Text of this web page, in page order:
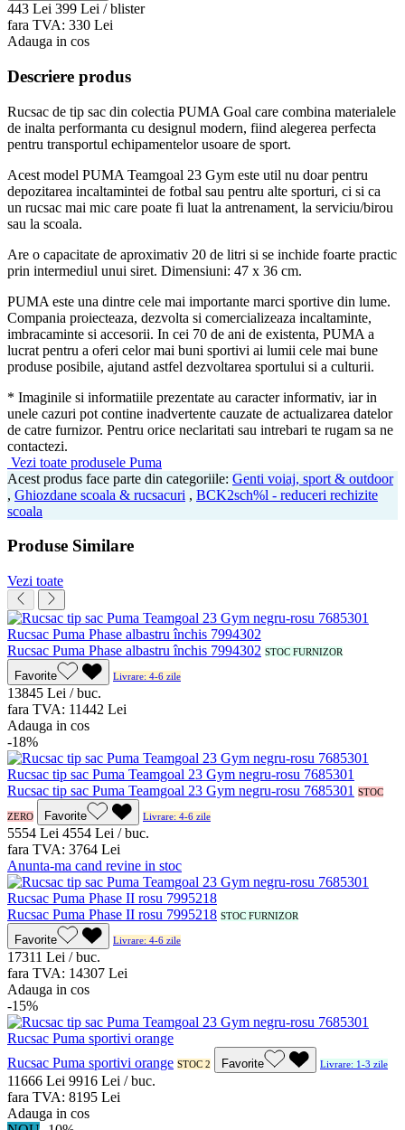
443 Lei 399 Lei / blister
fara TVA: 330 Lei
Adauga in cos
Descriere produs
Rucsac de tip sac din colectia PUMA Goal care combina materialele
de inalta performanta cu designul modern, fiind alegerea perfecta
pentru transportul echipamentelor usoare de sport.
Acest model PUMA Teamgoal 23 Gym este util nu doar pentru
depozitarea incaltamintei de fotbal sau pentru alte sporturi, ci si ca
un rucsac mai mic care poate fi luat la antrenament, la serviciu/birou
sau la scoala.
Are o capacitate de aproximativ 20 de litri si se inchide foarte practic
prin intermediul unui siret. Dimensiuni: 47 x 36 cm.
PUMA este una dintre cele mai importante marci sportive din lume.
Compania proiecteaza, dezvolta si comercializeaza incaltaminte,
imbracaminte si accesorii. In cei 70 de ani de existenta, PUMA a
lucrat pentru a oferi celor mai buni sportivi ai lumii cele mai bune
produse posibile, ajutand astfel dezvoltarea sportului si a culturii.
* Imaginile si informatiile prezentate au caracter informativ, iar in
unele cazuri pot contine inadvertente cauzate de actualizarea datelor
de catre furnizor. Pentru orice neclaritati sau intrebari te rugam sa ne
contactezi.
Vezi toate produsele Puma
Acest produs face parte din categoriile: Genti voiaj, sport & outdoor
, Ghiozdane scoala & rucsacuri , BCK2sch%l - reduceri rechizite
scoala
Produse Similare
Vezi toate
Rucsac Puma Phase albastru închis 7994302 STOC FURNIZOR
Favorite Livrare: 4-6 zile
13845 Lei / buc.
fara TVA: 11442 Lei
Adauga in cos
-18%
Rucsac tip sac Puma Teamgoal 23 Gym negru-rosu 7685301 STOC
ZERO Favorite Livrare: 4-6 zile
5554 Lei 4554 Lei / buc.
fara TVA: 3764 Lei
Anunta-ma cand revine in stoc
Rucsac Puma Phase II rosu 7995218 STOC FURNIZOR
Favorite Livrare: 4-6 zile
17311 Lei / buc.
fara TVA: 14307 Lei
Adauga in cos
-15%
Rucsac Puma sportivi orange STOC 2 Favorite Livrare: 1-3 zile
11666 Lei 9916 Lei / buc.
fara TVA: 8195 Lei
Adauga in cos